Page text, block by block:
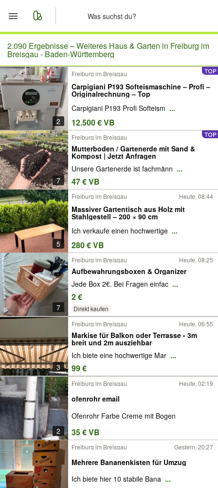
Start
Merkliste
Nachrichten
Anzeige aufgeben
2.090 Ergebnisse –Weiteres Haus & Garten in Freiburg im
Breisgau - Baden-Württemberg
2
Freiburg im Breisgau
Carpigiani P193 Softeismaschine – Profi –
Originalrechnung – Top
Carpigiani P193 Profi Softeism ...
12.500 € VB
7
Freiburg im Breisgau
Mutterboden / Gartenerde mit Sand &
Kompost | Jetzt Anfragen
Unsere Gartenerde ist fachmänn ...
47 € VB
5
Freiburg im Breisgau Heute, 08:44
Massiver Gartentisch aus Holz mit
Stahlgestell – 200 × 90 cm
Ich verkaufe einen hochwertige ...
280 € VB
7
Freiburg im Breisgau Heute, 08:25
Aufbewahrungsboxen & Organizer
Jede Box 2€. Bei Fragen einfac ...
2 €
Direkt kaufen
3
Freiburg im Breisgau Heute, 06:55
Markise für Balkon oder Terrasse - 3m
breit und 2m ausziehbar
Ich biete eine hochwertige Mar ...
99 €
2
Freiburg im Breisgau Heute, 02:19
ofenrohr email
Ofenrohr Farbe Creme mit Bogen
35 € VB
Freiburg im Breisgau Gestern, 20:27
Mehrere Bananenkisten für Umzug
Ich biete hier 10 stabile Bana ...